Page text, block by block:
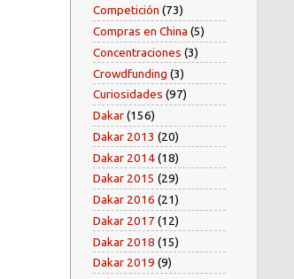
Competición (73)
Compras en China (5)
Concentraciones (3)
Crowdfunding (3)
Curiosidades (97)
Dakar(156)
Dakar 2013 (20)
Dakar 2014(18)
Dakar 2015 (29)
Dakar 2016 (21)
Dakar 2017 (12)
Dakar 2018 (15)
Dakar 2019 (9)